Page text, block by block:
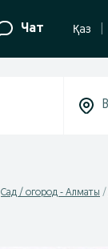
Чат Қаз
Сад / огород - Алматы